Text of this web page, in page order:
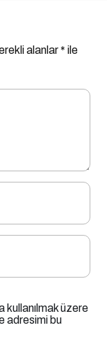
alanlar* ile
kullanılmak üzere
adresimi bu